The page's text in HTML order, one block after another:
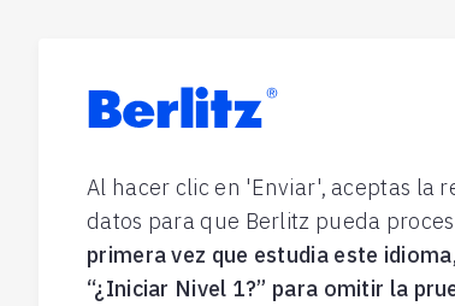
Berlitz
Al hacer clic en 'Enviar', aceptas la
datos para que Berlitz pueda
primera vez que estudia este
“¿Iniciar Nivel 1?” para omitir la